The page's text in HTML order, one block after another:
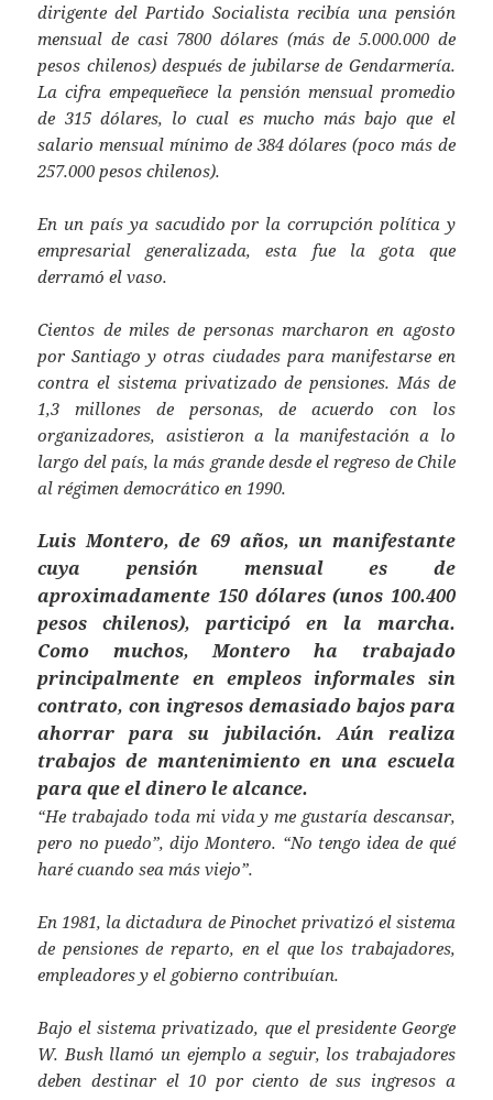
dirigente del Partido Socialista recibía una pensión
mensual de casi 7800 dólares (más de 5.000.000 de
pesos chilenos) después de jubilarse de Gendarmería.
La cifra empequeñece la pensión mensual promedio
de 315 dólares, lo cual es mucho más bajo que el
salario mensual mínimo de 384 dólares (poco más de
257.000 pesos chilenos).
En un país ya sacudido por la corrupción política y
empresarial generalizada, esta fue la gota que
derramó el vaso.
Cientos de miles de personas marcharon en agosto
por Santiago y otras ciudades para manifestarse en
contra el sistema privatizado de pensiones. Más de
1,3 millones de personas, de acuerdo con los
organizadores, asistieron a la manifestación a lo
largo del país, la más grande desde el regreso de Chile
al régimen democrático en 1990.
Luis Montero, de 69 años, un manifestante
cuya pensión mensual es de
aproximadamente 150 dólares (unos 100.400
pesos chilenos), participó en la marcha.
Como muchos, Montero ha trabajado
principalmente en empleos informales sin
contrato, con ingresos demasiado bajos para
ahorrar para su jubilación. Aún realiza
trabajos de mantenimiento en una escuela
para que el dinero le alcance.
“He trabajado toda mi vida y me gustaría descansar,
pero no puedo”, dijo Montero. “No tengo idea de qué
haré cuando sea más viejo”.
En 1981, la dictadura de Pinochet privatizó el sistema
de pensiones de reparto, en el que los trabajadores,
empleadores y el gobierno contribuían.
Bajo el sistema privatizado, que el presidente George
W. Bush llamó un ejemplo a seguir, los trabajadores
deben destinar el 10 por ciento de sus ingresos a